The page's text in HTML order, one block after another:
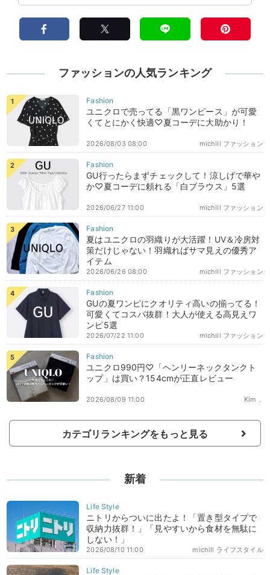
ファッションの人気ランキング
ユニクロで売ってる「黒ワンピース」が可愛
くてとにかく快適♡夏コーデに大助かり！
michill ファッション
2026/08/03 08:00
GU行ったらまずチェックして！涼しげで華や
か♡夏コーデに頼れる「白ブラウス」5選
michill ファッション
2026/06/27 11:00
夏はユニクロの羽織りが大活躍！UV＆冷房対
策だけじゃない！羽織ればサマ見えの優秀ア
イテム
michill ファッション
2026/06/26 08:00
GUの夏ワンピにクオリティ高いの揃ってる！
可愛くてコスパ抜群！大人が使える高見えワ
ンピ5選
michill ファッション
2026/07/22 11:00
ユニクロ990円♡「ヘンリーネックタンクト
ップ」は買い？154cmが正直レビュー
Kim．
2026/08/09 11:00
カテゴリランキングをもっと見る
新着
ニトリからついに出たよ！「置き型タイプで
収納力抜群！」「見やすいから食材を無駄に
しない！」
michill ライフスタイル
2026/08/10 11:00